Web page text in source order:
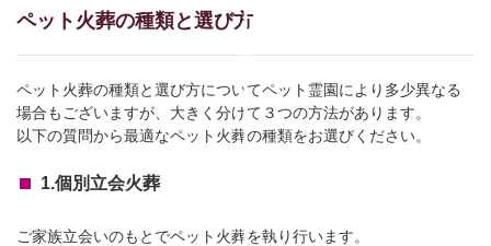
ペット火葬の種類と選び方
ペット火葬の種類と選び方についてペット霊園により多少異なる
場合もございますが、大きく分けて３つの方法があります。
以下の質問から最適なペット火葬の種類をお選びください。
1.個別立会火葬
ご家族立会いのもとでペット火葬を執り行います。